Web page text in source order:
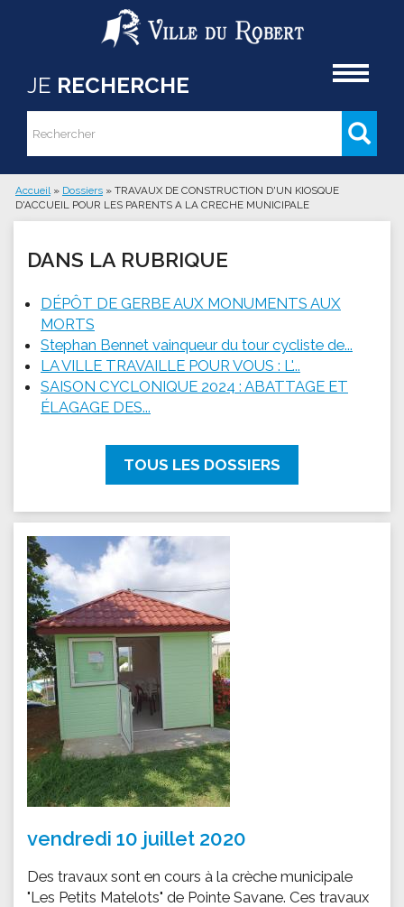
Aller au contenu principal
JE RECHERCHE
Formulaire de recherche
Rechercher
Vous êtes ici
Accueil » Dossiers » TRAVAUX DE CONSTRUCTION D'UN KIOSQUE
D'ACCUEIL POUR LES PARENTS A LA CRECHE MUNICIPALE
DANS LA RUBRIQUE
DÉPÔT DE GERBE AUX MONUMENTS AUX
MORTS
Stephan Bennet vainqueur du tour cycliste de...
LA VILLE TRAVAILLE POUR VOUS : L'...
SAISON CYCLONIQUE 2024 : ABATTAGE ET
ÉLAGAGE DES...
TOUS LES DOSSIERS
vendredi 10 juillet 2020
Des travaux sont en cours à la crèche municipale
"Les Petits Matelots" de Pointe Savane. Ces travaux